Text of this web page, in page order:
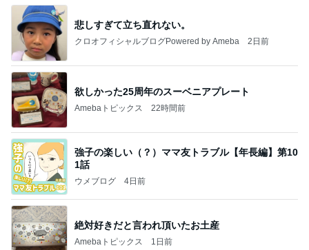
悲しすぎて立ち直れない。
クロオフィシャルブログPowered by Ameba 2日前
欲しかった25周年のスーベニアプレート
Amebaトピックス 22時間前
強子の楽しい（？）ママ友トラブル【年長編】第10
1話
ウメブログ 4日前
絶対好きだと言われ頂いたお土産
Amebaトピックス 1日前